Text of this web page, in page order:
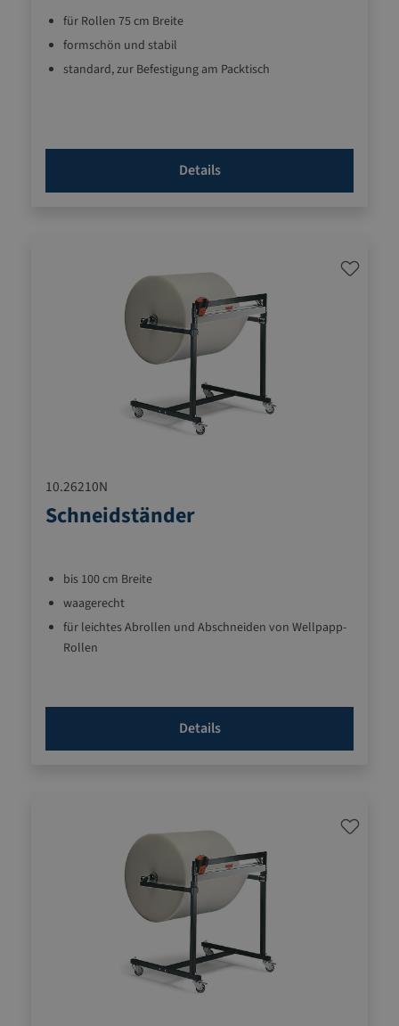
für Rollen 75 cm Breite
formschön und stabil
standard, zur Befestigung am Packtisch
Details
10.26210N
Schneidständer
bis 100 cm Breite
waagerecht
für leichtes Abrollen und Abschneiden von Wellpapp-
Rollen
Details